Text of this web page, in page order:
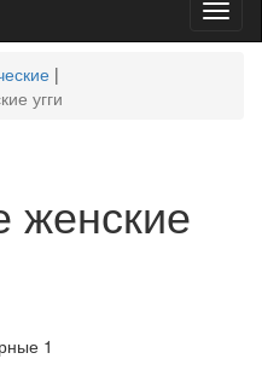
|
угги
женские